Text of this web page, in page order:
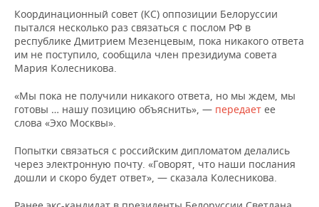
ДЕКЛАРАЦИИ О ДОХОДАХ
КОРОЛИ ГОСЗАКАЗА ПФО
ВУЗЫ ТАТАРСТАНА
КОМУ ПРИНАДЛЕЖАТ
ТОРГОВЫЕ ЦЕНТРЫ
ТАТАРСТАНА
НОВОСТИ ЭКОНОМИКИ
ФИНАНСЫ
БАНКИ
БЮДЖЕТ
ПРОМЫШЛЕННОСТЬ
НОВОСТИ
ПРОМЫШЛЕННОСТИ
МАШИНОСТРОЕНИЕ
НЕФТЕХИМИЯ
НЕФТЬ
НЕДВИЖИМОСТЬ
НОВОСТИ НЕДВИЖИМОСТИ
АВТО
НОВОСТИ АВТО
БИЗНЕС
РОЗНИЧНАЯ ТОРГОВЛЯ
ТРАНСПОРТ
НОВОСТИ ТЕХНОЛОГИЙ
IT
МЕРОПРИЯТИЯ
НОВОСТИ МЕРОПРИЯТИЙ
Координационный совет (КС) оппозиции Белоруссии
пытался несколько раз связаться с послом РФ в
республике Дмитрием Мезенцевым, пока никакого ответа
им не поступило, сообщила член президиума совета
Мария Колесникова.
«Мы пока не получили никакого ответа, но мы ждем, мы
готовы … нашу позицию объяснить», — передает ее
слова «Эхо Москвы».
Попытки связаться с российским дипломатом делались
через электронную почту. «Говорят, что наши послания
дошли и скоро будет ответ», — сказала Колесникова.